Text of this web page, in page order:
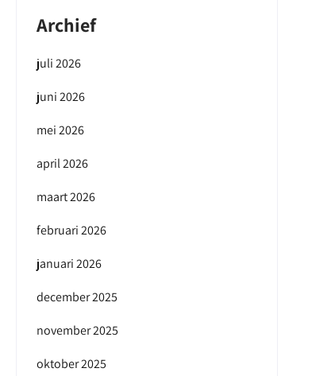
Archief
juli 2026
juni 2026
mei 2026
april 2026
maart 2026
februari 2026
januari 2026
december 2025
november 2025
oktober 2025